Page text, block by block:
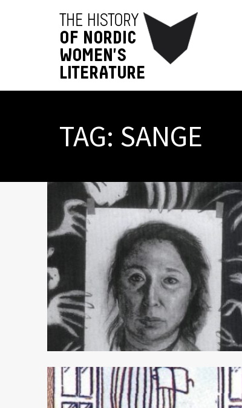
TAG: SANGE